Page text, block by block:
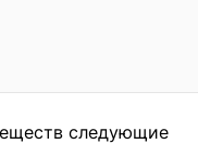
следующие